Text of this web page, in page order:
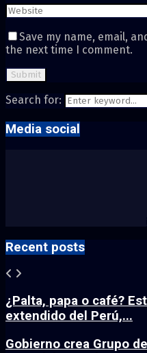
Save my name, email,
the next time I comment.
Search for:
Media social
Recent posts
¿Palta, papa o café?
extendido del Perú,...
Gobierno crea Grupo